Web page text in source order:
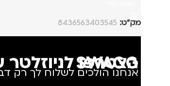
מק”ט: 8436563403545
הצטרפו לניוזלטר של SWAGG
אנחנו הולכים לשלוח לך רק